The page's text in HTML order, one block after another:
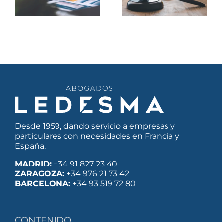
desplazamientos
por la Ley
Desde 1959, dando servicio a empresas y
particulares con necesidades en Francia y
España.
MADRID: +34 91 827 23 40
ZARAGOZA: +34 976 21 73 42
BARCELONA: +34 93 519 72 80